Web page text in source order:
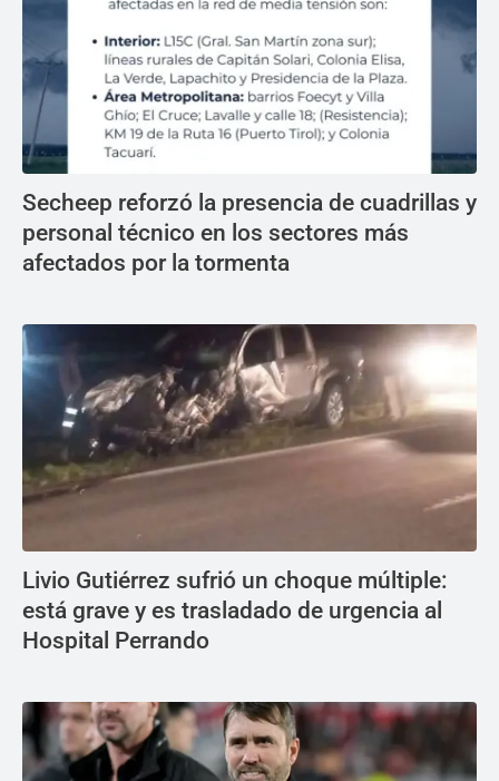
Secheep reforzó la presencia de cuadrillas y
personal técnico en los sectores más
afectados por la tormenta
Livio Gutiérrez sufrió un choque múltiple:
está grave y es trasladado de urgencia al
Hospital Perrando